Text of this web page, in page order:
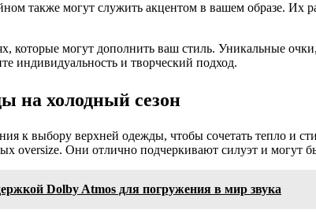
также могут служить акцентом в вашем образе. Их
которые могут дополнить ваш стиль. Уникальные
индивидуальность и творческий подход.
на холодный сезон
к выбору верхней одежды, чтобы сочетать тепло и
oversize. Они отлично подчеркивают силуэт и могут
Dolby Atmos для погружения в мир звука